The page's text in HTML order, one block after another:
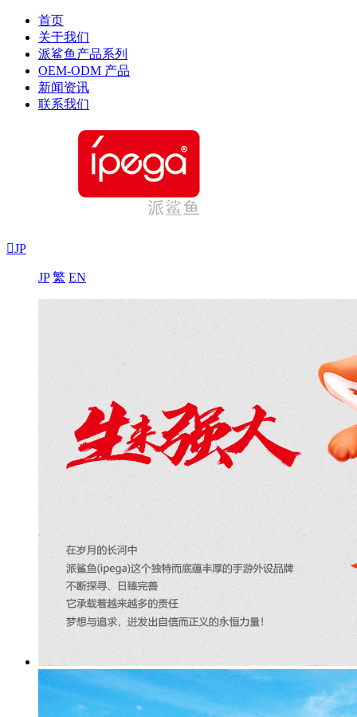
首页
关于我们
派鲨鱼产品系列
OEM-ODM 产品
新闻资讯
联系我们
JP
JP 繁 EN